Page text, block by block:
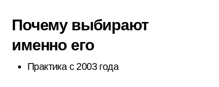
Почему выбирают
именно его
Практика с 2003 года